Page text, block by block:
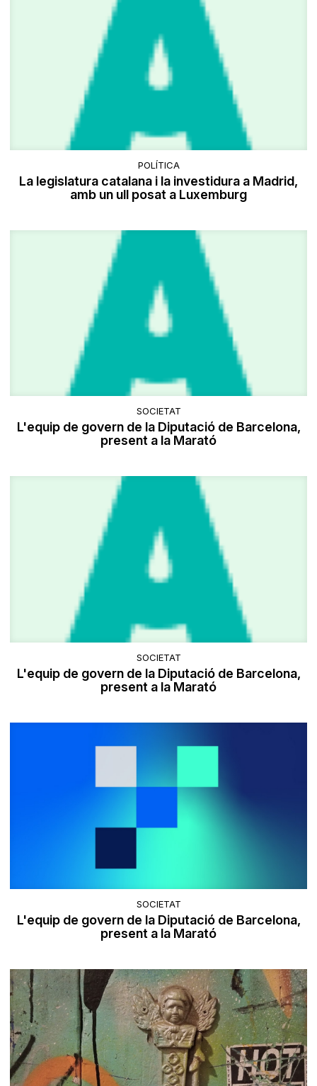
POLÍTICA
La legislatura catalana i la investidura a Madrid,
amb un ull posat a Luxemburg
SOCIETAT
L'equip de govern de la Diputació de Barcelona,
present a la Marató
SOCIETAT
L'equip de govern de la Diputació de Barcelona,
present a la Marató
SOCIETAT
L'equip de govern de la Diputació de Barcelona,
present a la Marató